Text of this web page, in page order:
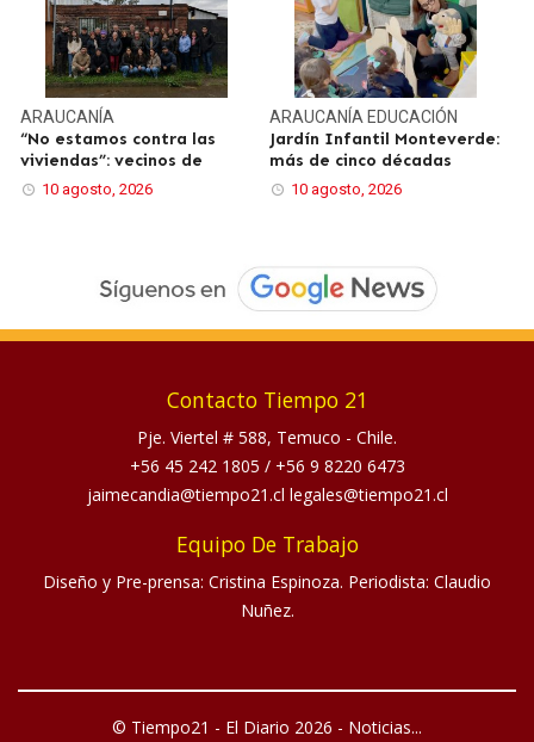
ARAUCANÍA
“No estamos contra las
viviendas”: vecinos de
10 agosto, 2026
ARAUCANÍA EDUCACIÓN
Jardín Infantil Monteverde:
más de cinco décadas
10 agosto, 2026
Contacto Tiempo 21
Pje. Viertel # 588, Temuco - Chile.
+56 45 242 1805 / +56 9 8220 6473
jaimecandia@tiempo21.cl legales@tiempo21.cl
Equipo De Trabajo
Diseño y Pre-prensa: Cristina Espinoza. Periodista: Claudio
Nuñez.
© Tiempo21 - El Diario 2026 - Noticias...